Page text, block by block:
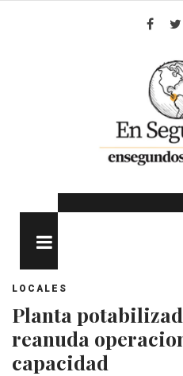
LOCALES
Planta
reanuda
capacidad